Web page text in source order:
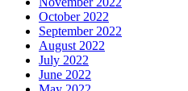
October 2022
September 2022
August 2022
July 2022
June 2022